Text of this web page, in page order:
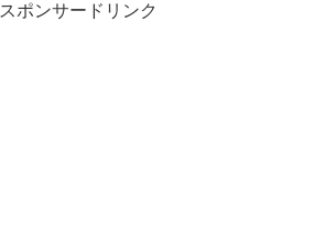
スポンサードリンク